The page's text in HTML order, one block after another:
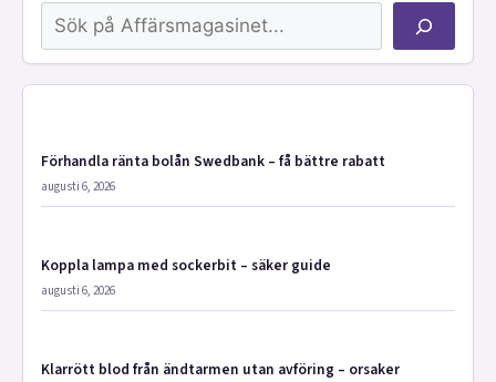
Sök
Förhandla ränta bolån Swedbank – få bättre rabatt
augusti 6, 2026
Koppla lampa med sockerbit – säker guide
augusti 6, 2026
Klarrött blod från ändtarmen utan avföring – orsaker